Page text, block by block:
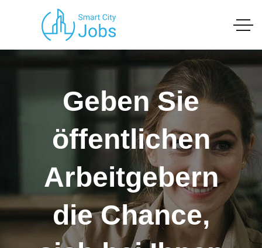
Geben Sie
öffentlichen
Arbeitgebern
die Chance,